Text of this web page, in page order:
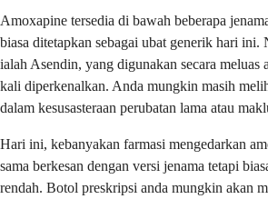
Amoxapine tersedia di bawah beberapa
biasa ditetapkan sebagai ubat generik hari ini.
ialah Asendin, yang digunakan secara meluas
kali diperkenalkan. Anda mungkin masih
dalam kesusasteraan perubatan lama atau
Hari ini, kebanyakan farmasi mengedarkan
sama berkesan dengan versi jenama tetapi
rendah. Botol preskripsi anda mungkin akan